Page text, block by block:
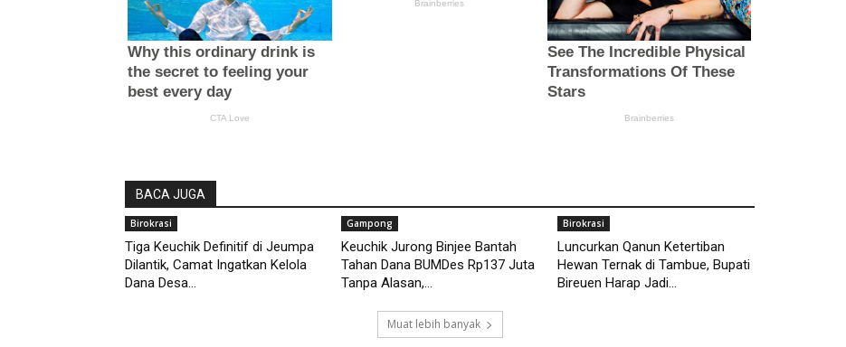
BACA JUGA
Birokrasi
Tiga Keuchik Definitif di Jeumpa
Dilantik, Camat Ingatkan Kelola
Dana Desa...
Gampong
Keuchik Jurong Binjee Bantah
Tahan Dana BUMDes Rp137 Juta
Tanpa Alasan,...
Birokrasi
Luncurkan Qanun Ketertiban
Hewan Ternak di Tambue, Bupati
Bireuen Harap Jadi...
Muat lebih banyak